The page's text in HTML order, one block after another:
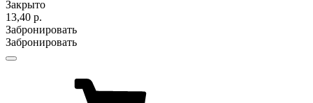
Закрыто
13,40 р.
Забронировать
Забронировать